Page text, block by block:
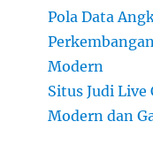
Pola Data
Modern
Situs Judi
Modern dan